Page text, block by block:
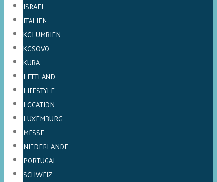
ISRAEL
ITALIEN
KOLUMBIEN
KOSOVO
KUBA
LETTLAND
LIFESTYLE
LOCATION
LUXEMBURG
MESSE
NIEDERLANDE
PORTUGAL
SCHWEIZ